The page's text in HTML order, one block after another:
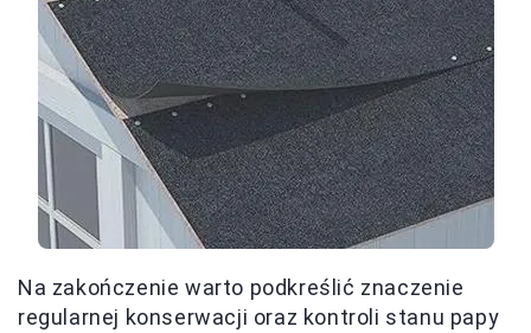
Na zakończenie warto podkreślić znaczenie
regularnej konserwacji oraz kontroli stanu papy